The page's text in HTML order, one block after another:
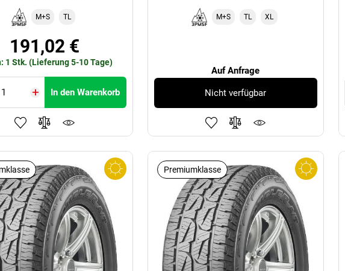
M+S TL
191,02 €
1 Stk. (Lieferung 5-10 Tage)
In den Warenkorb
M+S TL XL
Auf Anfrage
Nicht verfügbar
Premiumklasse